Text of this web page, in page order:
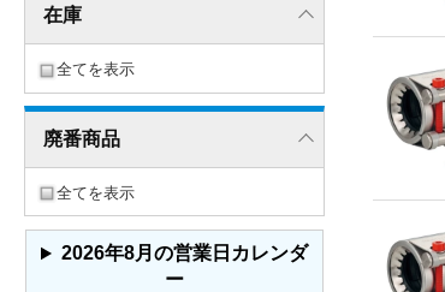
在庫
全てを表示
廃番商品
全てを表示
2026年8月の営業日カレンダ
ー